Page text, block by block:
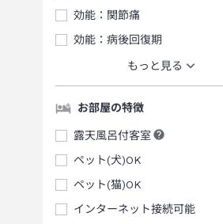
効能：関節痛
効能：病後回復期
もっと見る
お部屋の特徴
露天風呂付客室
ペット(犬)OK
ペット(猫)OK
インターネット接続可能